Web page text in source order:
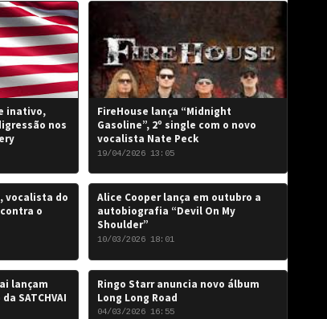
inativo,
nos
FireHouse lança “Midnight
Gasoline”, 2º single com o novo
vocalista Nate Peck
19/04/2026 13:05
vocalista do
o
Alice Cooper lança em outubro a
autobiografia “Devil On My
Shoulder”
10/03/2026 18:01
lançam
SATCHVAI
Ringo Starr anuncia novo álbum
Long Long Road
04/03/2026 16:55